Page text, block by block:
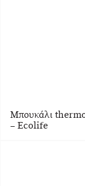
Μπουκάλι
– Ecolife